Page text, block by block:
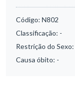
Código: N802
Classificação: -
Restrição do Sexo:
Causa óbito: -